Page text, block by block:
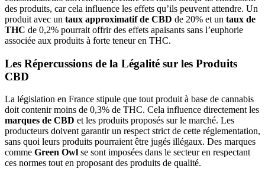
des produits, car cela influence les effets qu’ils peuvent attendre. Un
produit avec un taux approximatif de CBD de 20% et un taux de
THC de 0,2% pourrait offrir des effets apaisants sans l’euphorie
associée aux produits à forte teneur en THC.
Les Répercussions de la Légalité sur les Produits
CBD
La législation en France stipule que tout produit à base de cannabis
doit contenir moins de 0,3% de THC. Cela influence directement les
marques de CBD et les produits proposés sur le marché. Les
producteurs doivent garantir un respect strict de cette réglementation,
sans quoi leurs produits pourraient être jugés illégaux. Des marques
comme Green Owl se sont imposées dans le secteur en respectant
ces normes tout en proposant des produits de qualité.